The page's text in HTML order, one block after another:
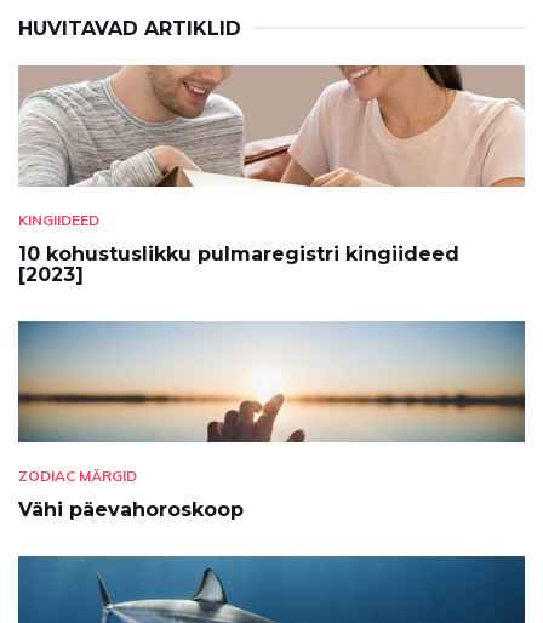
HUVITAVAD ARTIKLID
KINGIIDEED
10 kohustuslikku pulmaregistri kingiideed
[2023]
ZODIAC MÄRGID
Vähi päevahoroskoop